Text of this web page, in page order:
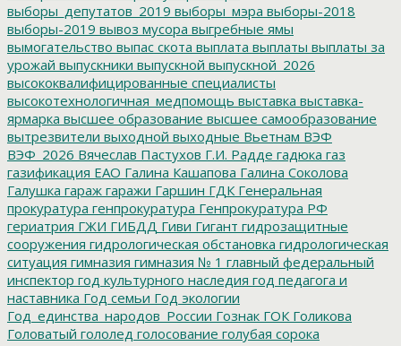
выборы_депутатов_2019 выборы_мэра выборы-2018
выборы-2019 вывоз мусора выгребные ямы
вымогательство выпас скота выплата выплаты выплаты за
урожай выпускники выпускной выпускной_2026
высококвалифицированные специалисты
высокотехнологичная_медпомощь выставка выставка-
ярмарка высшее образование высшее самообразование
вытрезвители выходной выходные Вьетнам ВЭФ
ВЭФ_2026 Вячеслав Пастухов Г.И. Радде гадюка газ
газификация ЕАО Галина Кашапова Галина Соколова
Галушка гараж гаражи Гаршин ГДК Генеральная
прокуратура генпрокуратура Генпрокуратура РФ
гериатрия ГЖИ ГИБДД Гиви Гигант гидрозащитные
сооружения гидрологическая обстановка гидрологическая
ситуация гимназия гимназия № 1 главный федеральный
инспектор год культурного наследия год педагога и
наставника Год семьи Год экологии
Год_единства_народов_России Гознак ГОК Голикова
Головатый гололед голосование голубая сорока